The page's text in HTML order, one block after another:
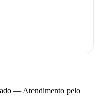
— Atendimento pelo